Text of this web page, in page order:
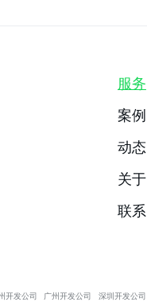
服务
案例
动态
关于
联系
开发公司 广州开发公司 深圳开发公司